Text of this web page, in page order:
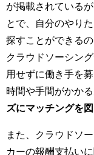
が掲載されている
とで、自分のやり
探すことができるの
クラウドソーシン
用せずに働き手を
時間や手間がかかる
ズにマッチングを
また、クラウドソ
カーの報酬支払い